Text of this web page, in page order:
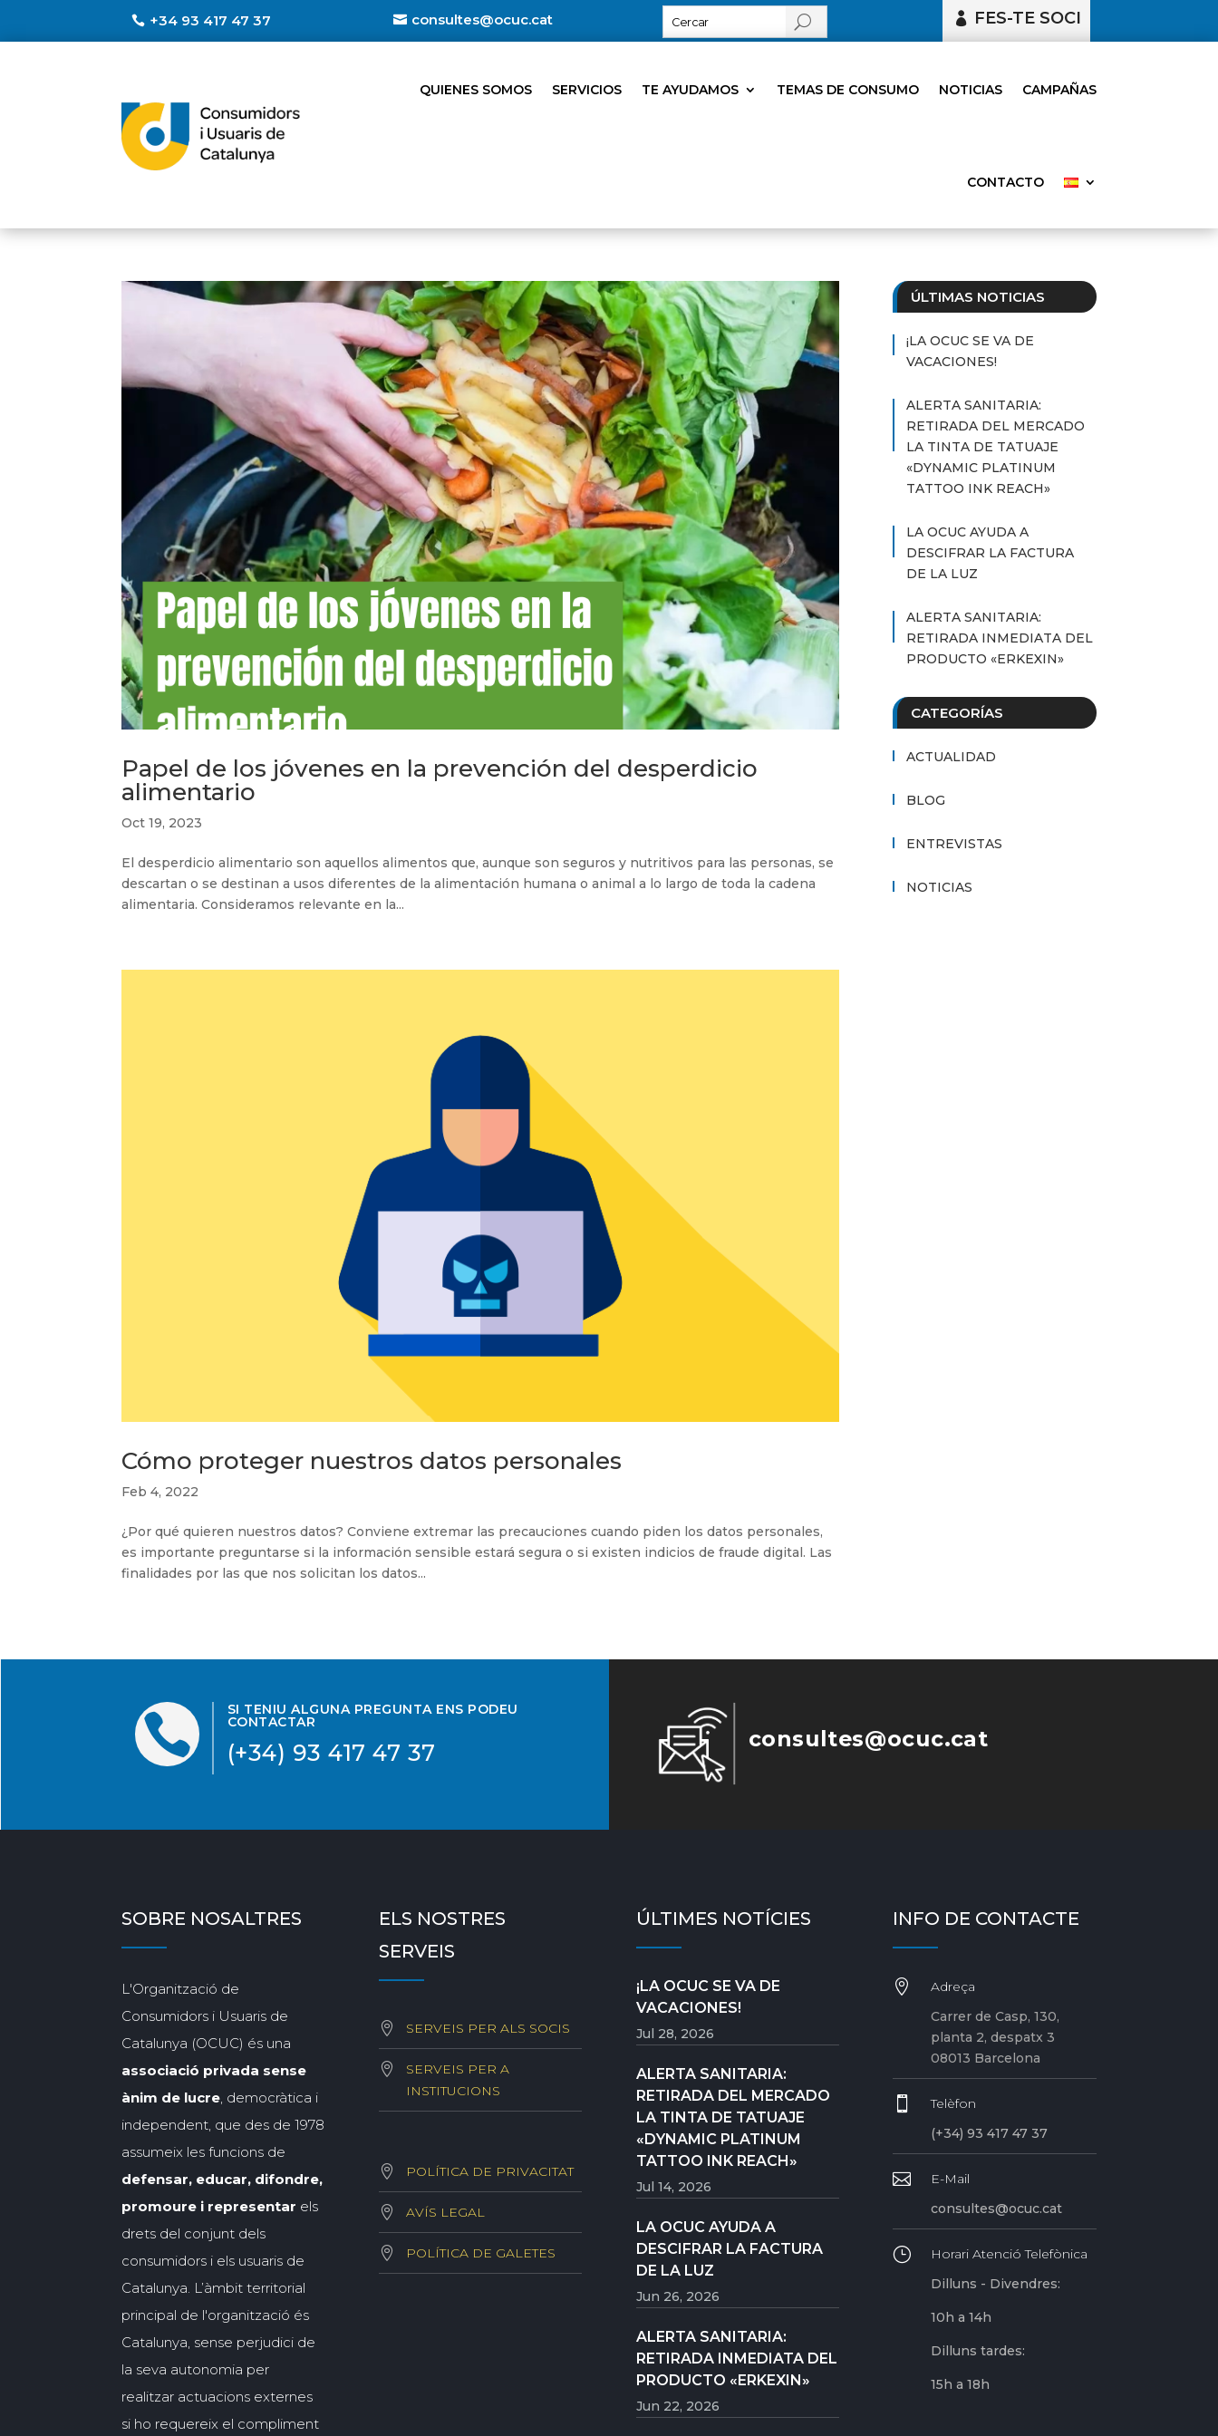
+34 93 417 47 37 consultes@ocuc.cat FES-TE SOCI
QUIENES SOMOS SERVICIOS TE AYUDAMOS TEMAS DE CONSUMO NOTICIAS CAMPAÑAS
CONTACTO
Papel de los jóvenes en la prevención del desperdicio
alimentario
Oct 19, 2023
El desperdicio alimentario son aquellos alimentos que, aunque son seguros y nutritivos para las personas, se
descartan o se destinan a usos diferentes de la alimentación humana o animal a lo largo de toda la cadena
alimentaria. Consideramos relevante en la...
Cómo proteger nuestros datos personales
Feb 4, 2022
¿Por qué quieren nuestros datos? Conviene extremar las precauciones cuando piden los datos personales,
es importante preguntarse si la información sensible estará segura o si existen indicios de fraude digital. Las
finalidades por las que nos solicitan los datos...
ÚLTIMAS NOTICIAS
¡LA OCUC SE VA DE
VACACIONES!
ALERTA SANITARIA:
RETIRADA DEL MERCADO
LA TINTA DE TATUAJE
«DYNAMIC PLATINUM
TATTOO INK REACH»
LA OCUC AYUDA A
DESCIFRAR LA FACTURA
DE LA LUZ
ALERTA SANITARIA:
RETIRADA INMEDIATA DEL
PRODUCTO «ERKEXIN»
CATEGORÍAS
ACTUALIDAD
BLOG
ENTREVISTAS
NOTICIAS
 SI TENIU ALGUNA PREGUNTA ENS PODEU
CONTACTAR
(+34) 93 417 47 37
consultes@ocuc.cat
SOBRE NOSALTRES
L'Organització de
Consumidors i Usuaris de
Catalunya (OCUC) és una
associació privada sense
ànim de lucre , democràtica i
independent, que des de 1978
assumeix les funcions de
defensar, educar, difondre,
promoure i representar els
drets del conjunt dels
consumidors i els usuaris de
Catalunya. L’àmbit territorial
principal de l'organització és
Catalunya, sense perjudici de
la seva autonomia per
realitzar actuacions externes
si ho requereix el compliment
ELS NOSTRES
SERVEIS
SERVEIS PER ALS SOCIS
SERVEIS PER A
INSTITUCIONS
POLÍTICA DE PRIVACITAT
AVÍS LEGAL
POLÍTICA DE GALETES
ÚLTIMES NOTÍCIES
¡LA OCUC SE VA DE
VACACIONES!
Jul 28, 2026
ALERTA SANITARIA:
RETIRADA DEL MERCADO
LA TINTA DE TATUAJE
«DYNAMIC PLATINUM
TATTOO INK REACH»
Jul 14, 2026
LA OCUC AYUDA A
DESCIFRAR LA FACTURA
DE LA LUZ
Jun 26, 2026
ALERTA SANITARIA:
RETIRADA INMEDIATA DEL
PRODUCTO «ERKEXIN»
Jun 22, 2026
INFO DE CONTACTE

Adreça
Carrer de Casp, 130,
planta 2, despatx 3
08013 Barcelona

Telèfon
(+34) 93 417 47 37

E-Mail
consultes@ocuc.cat
}
Horari Atenció Telefònica
Dilluns - Divendres:
10h a 14h
Dilluns tardes:
15h a 18h